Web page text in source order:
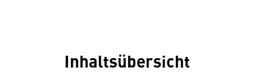
Inhaltsübersicht